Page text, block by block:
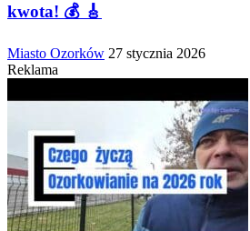
kwota! 💰 🎸
Miasto Ozorków 27 stycznia 2026
Reklama